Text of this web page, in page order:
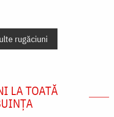
rugăciuni
LA TOATĂ